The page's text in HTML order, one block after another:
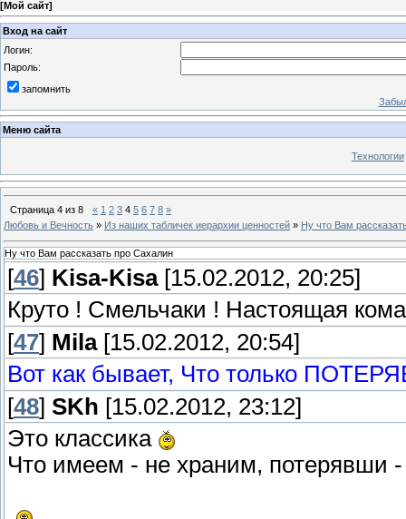
[Мой сайт]
Вход на сайт
Логин:
Пароль:
запомнить
Меню сайта
Технологии
Страница 4 из 8 « 1 2 3 4 5 6 7 8 »
Любовь и Вечность » Из наших табличек иерархии ценностей » Ну что Вам
Ну что Вам рассказать про Сахалин
[46] Kisa-Kisa[15.02.2012, 20:25]
Круто ! Смельчаки ! Настоящая
[47] Mila[15.02.2012, 20:54]
Вот как бывает, Что только
[48] SKh [15.02.2012, 23:12]
Это классика
Что имеем - не храним, потерявши